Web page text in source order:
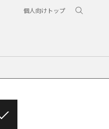
個人向けトップ